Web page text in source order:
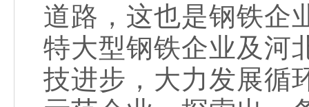
道路，这也是钢铁企
特大型钢铁企业及河
技进步，大力发展循